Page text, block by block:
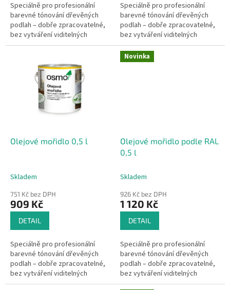
Speciálně pro profesionální
barevné tónování dřevěných
podlah – dobře zpracovatelné,
bez vytváření viditelných
přechodů po zaschnutí.
Speciálně pro profesionální
barevné tónování dřevěných
podlah – dobře zpracovatelné,
bez vytváření viditelných
přechodů po zaschnutí.
Olejové mořidlo 0,5 l
Skladem
751 Kč bez DPH
909 Kč
DETAIL
Speciálně pro profesionální
barevné tónování dřevěných
podlah – dobře zpracovatelné,
bez vytváření viditelných
přechodů po zaschnutí.
Novinka
Olejové mořidlo podle RAL
0,5 l
Skladem
926 Kč bez DPH
1 120 Kč
DETAIL
Speciálně pro profesionální
barevné tónování dřevěných
podlah – dobře zpracovatelné,
bez vytváření viditelných
přechodů po zaschnutí.